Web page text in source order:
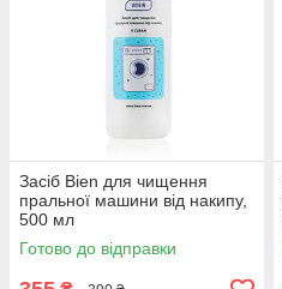
Засіб Bien для чищення
пральної машини від накипу,
500 мл
Готово до відправки